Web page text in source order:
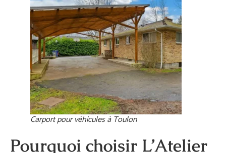
Carport pour véhicules à Toulon
Pourquoi choisir L’Atelier